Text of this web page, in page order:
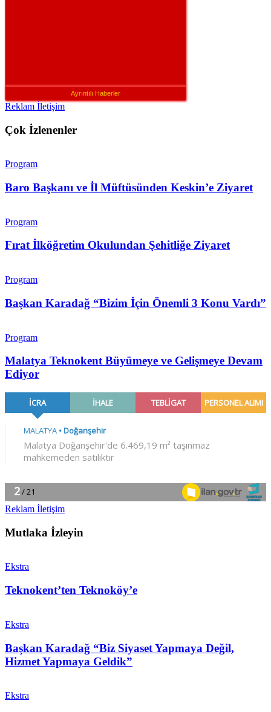
Ayrıntılı Haberler
Reklam İletişim
Çok İzlenenler
Program
Baro Başkanı ve İl Müftüsünden Keskin’e Ziyaret
Program
Fırat İlköğretim Okulundan Şehitliğe Ziyaret
Program
Başkan Karadağ “Bizim İçin Önemli 3 Konu Vardı”
Program
Malatya Teknokent Büyümeye ve Gelişmeye Devam
Ediyor
Reklam İletişim
Mutlaka İzleyin
Ekstra
Teknokent’ten Teknoköy’e
Ekstra
Başkan Karadağ “Biz Siyaset Yapmaya Değil,
Hizmet Yapmaya Geldik”
Ekstra